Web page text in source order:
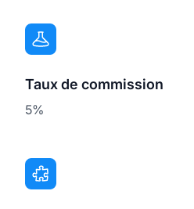
Taux de commission
5%